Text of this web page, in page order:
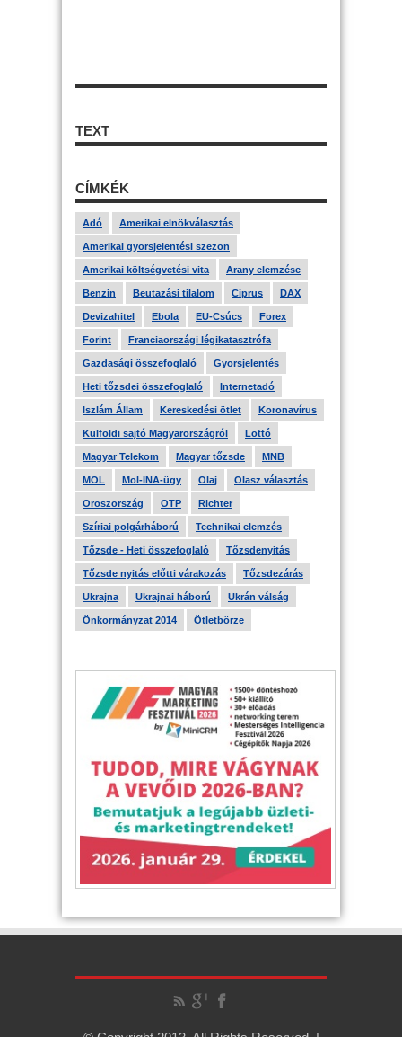
TEXT
CÍMKÉK
Adó Amerikai elnökválasztás
Amerikai gyorsjelentési szezon
Amerikai költségvetési vita Arany elemzése
Benzin Beutazási tilalom Ciprus DAX
Devizahitel Ebola EU-Csúcs Forex
Forint Franciaországi légikatasztrófa
Gazdasági összefoglaló Gyorsjelentés
Heti tőzsdei összefoglaló Internetadó
Iszlám Állam Kereskedési ötlet Koronavírus
Külföldi sajtó Magyarországról Lottó
Magyar Telekom Magyar tőzsde MNB
MOL Mol-INA-ügy Olaj Olasz választás
Oroszország OTP Richter
Szíriai polgárháború Technikai elemzés
Tőzsde - Heti összefoglaló Tőzsdenyitás
Tőzsde nyitás előtti várakozás Tőzsdezárás
Ukrajna Ukrajnai háború Ukrán válság
Önkormányzat 2014 Ötletbörze